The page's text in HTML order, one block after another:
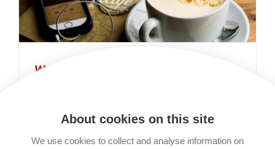
Was ist ein Podcast-Abo?
Podcast abonnieren. So könnt ihr unsere
About cookies on this site
We use cookies to collect and analyse information on